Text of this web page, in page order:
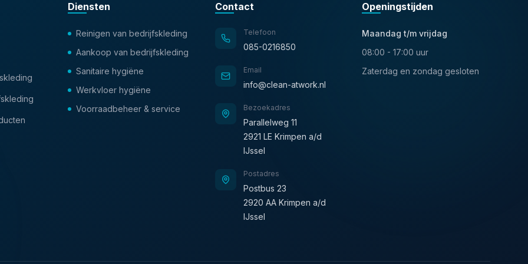
Diensten
Reinigen van bedrijfskleding
Aankoop van bedrijfskleding
Sanitaire hygiëne
Werkvloer hygiëne
Voorraadbeheer & service
Contact
Telefoon
085-0216850
Email
info@clean-atwork.nl
Bezoekadres
Parallelweg 11
2921 LE Krimpen a/d
IJssel
Postadres
Postbus 23
2920 AA Krimpen a/d
IJssel
Openingstijden
Maandag t/m vrijdag
08:00 - 17:00 uur
Zaterdag en zondag gesloten